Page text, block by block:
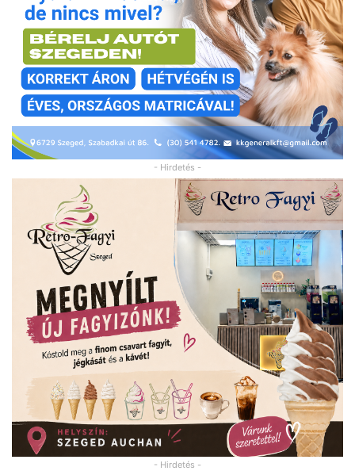
- Hirdetés -
- Hirdetés -